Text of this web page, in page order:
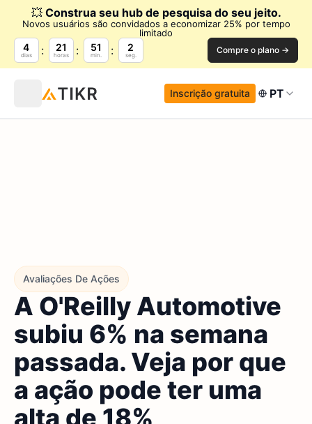
💥 Construa seu hub de pesquisa do seu jeito.
Novos usuários são convidados a economizar 25% por tempo
limitado
4
dias
21
horas
51
min.
1
seg. Compre o plano →
Inscrição gratuita PT
Avaliações De Ações
A O'Reilly Automotive
subiu 6% na semana
passada. Veja por que
a ação pode ter uma
alta de 18%